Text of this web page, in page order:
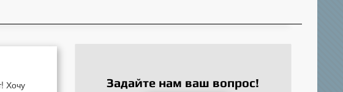
Хочу
Задайте нам ваш вопрос!